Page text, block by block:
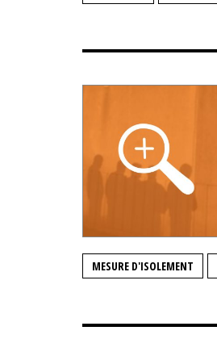
MESURE D'ISOLEMENT